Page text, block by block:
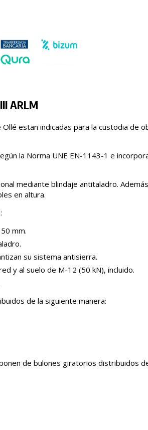
ARLM
estan indicadas para la custodia de
la Norma UNE EN-1143-1 e
mediante blindaje antitaladro.
en altura.
mm.
su sistema antisierra.
y al suelo de M-12 (50 kN), incluido.
de la siguiente manera:
de bulones giratorios distribuidos